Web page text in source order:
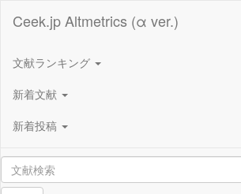
Ceek.jp Altmetrics (α ver.)
文献ランキング
新着文献
新着投稿